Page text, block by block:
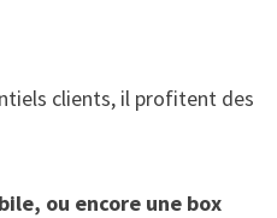
clients, il profitent des
ou encore une box